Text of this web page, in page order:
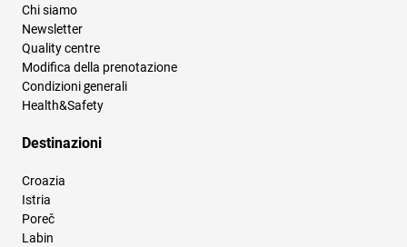
Chi siamo
Newsletter
Quality centre
Modifica della prenotazione
Condizioni generali
Health&Safety
Destinazioni
Croazia
Istria
Poreč
Labin